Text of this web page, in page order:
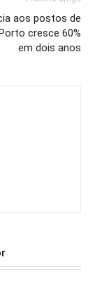
aos postos de
cresce 60%
em dois anos